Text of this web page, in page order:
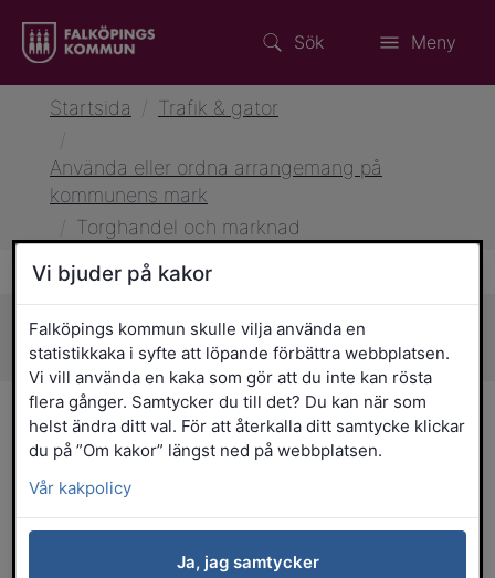
Sök Meny
Startsida
Trafik & gator
Använda eller ordna arrangemang på
kommunens mark
Torghandel och marknad
Sidans innehåll
Torghandel och marknad
Torghandeln på Stora torget i Falköping
är ett trevligt inslag i centrum som bland
annat ger oss möjlighet att köpa
närproducerade livsmedel. Sortimentet
Vi bjuder på kakor
Falköpings kommun skulle vilja använda en
statistikkaka i syfte att löpande förbättra webbplatsen.
Vi vill använda en kaka som gör att du inte kan rösta
flera gånger. Samtycker du till det? Du kan när som
helst ändra ditt val. För att återkalla ditt samtycke klickar
du på ”Om kakor” längst ned på webbplatsen.
Vår kakpolicy
Ja, jag samtycker